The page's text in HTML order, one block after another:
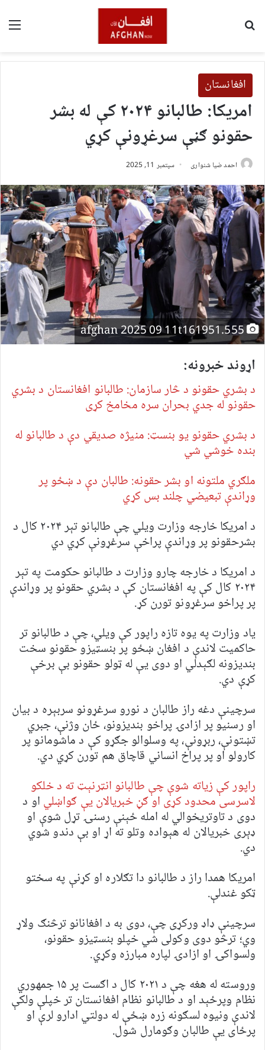
افغانستان
امریکا: طالبانو ۲۰۲۴ کې له بشر
حقونو ګڼې سرغړونې کړي
احمد ضیا شنواری سپتمبر 11, 2025
afghan 2025 09 11t161951.555
اړوند خبرونه:
د بشري حقونو د څار سازمان: طالبانو افغانستان د بشري
حقونو له جدي بحران سره مخامخ کړی
د بشري حقونو یو بنسټ: منیژه صدیقي دې د طالبانو له
بنده خوشي شي
ملګري ملتونه او بشر حقونه: طالبان دې د ښځو پر
وړاندې تبعیضي چلند بس کړي
د امریکا خارجه وزارت ویلي چې طالبانو تېر ۲۰۲۴ کال د
بشرحقونو پر وړاندې پراخې سرغړونې کړي دي
د امریکا د خارجه چارو وزارت د طالبانو حکومت په تېر
۲۰۲۴ کال کې په افغانستان کې د بشري حقونو پر وړاندې
پر پراخو سرغړونو تورن کړ.
یاد وزارت په یوه تازه راپور کې ویلي، چې د طالبانو تر
حاکمیت لاندې د افغان ښځو پر بنسټیزو حقونو سخت
بندیزونه لګېدلي او دوی یې له ټولو حقونو بې برخې
کړې دي.
سرچینې دغه راز طالبان د نورو سرغړونو سربېره د بیان
او رسنیو پر ازادۍ پراخو بندیزونو، ځان وژنې، جبري
تښتونې، ربړونې، په وسلوالو جګړو کې د ماشومانو پر
کارولو او پر پراخ انساني قاچاق هم تورن کړي دي.
راپور کې زیاته شوې چې طالبانو انټرنېټ ته د خلکو
لاسرسی محدود کړی او ګڼ خبریالان یې ګواښلي او د
دوی د تاوتریخوالي له امله ځېنې رسنۍ تړل شوې او
ډېری خبریالان له هېواده وتلو ته اړ او بې دندو شوي
دي.
امریکا همدا راز د طالبانو دا تګلاره او کړنې په سختو
ټکو غندلې.
سرچینې ډاډ ورکړی چې، دوی به د افغانانو ترڅنګ ولاړ
وي؛ ترڅو دوی وکولی شي خپلو بنسټیزو حقونو،
ولسواکۍ او ازادۍ لپاره مبارزه وکړي.
وروسته له هغه چې د ۲۰۲۱ کال د اګست پر ۱۵ جمهوري
نظام وپرځېد او د طالبانو نظام افغانستان تر خپلې ولکې
لاندې ونیوه لسګونه زره ښځې له دولتي ادارو لرې او
پرځای یې طالبان وګومارل شول.